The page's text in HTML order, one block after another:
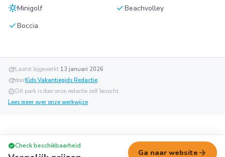
sunnyMinigolf checkBeachvolley
checkBoccia
updateLaatst bijgewerkt:13 januari 2026
updatedoorKids Vakantiegids Redactie.
verifiedDit park is door onze redactie zelf bezocht.
Lees meer over onze werkwijze.
check_circleCheck beschikbaarheid
Ga naar website arrow_forward